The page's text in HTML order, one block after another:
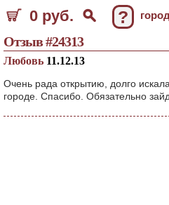
0 руб. ?
Отзыв #24313
Любовь 11.12.13
Очень рада открытию, долго
городе. Спасибо. Обязательно